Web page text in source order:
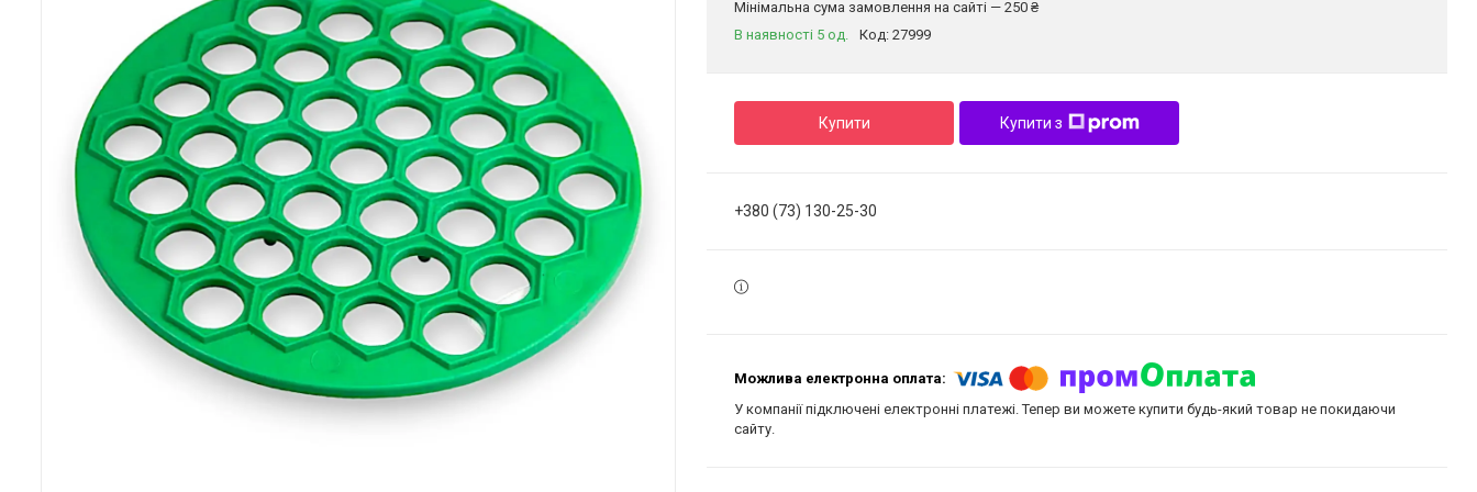
Мінімальна сума замовлення на сайті — 250 ₴
В наявності 5 од.
Код: 27999
Купити Купити з
+380 (73) 130-25-30
У компанії підключені електронні платежі. Тепер ви можете купити будь-який товар не покидаючи
сайту.